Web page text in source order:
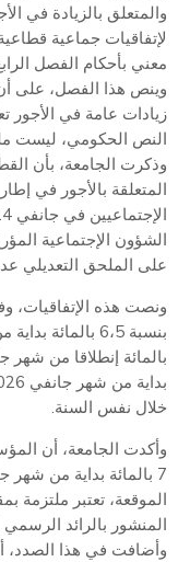
والمتعلق بالزيادة في
لإتفاقيات جماعية
معني بأحكام الفصل
وينص هذا الفصل، على
زيادات عامة في الأجور
النص الحكومي، ليست
وذكرت الجامعة، بأن
المتعلقة بالأجور في
على الملحق التعديلي عدد 18 للإتفاقية الجماعية القطاعية
ونصت هذه الإتفاقيات،
خلال نفس السنة.
وأكدت الجامعة، أن
الموقعة، تعتبر ملتزمة
المنشور بالرائد الرسمي
وأضافت في هذا الصدد،